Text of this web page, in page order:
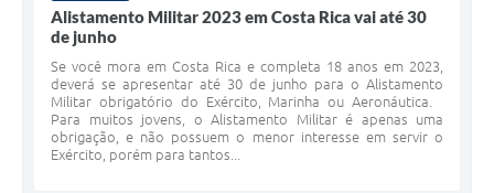
Alistamento Militar 2023 em Costa Rica vai até 30
de junho
Se você mora em Costa Rica e completa 18 anos em 2023,
deverá se apresentar até 30 de junho para o Alistamento
Militar obrigatório do Exército, Marinha ou Aeronáutica.
Para muitos jovens, o Alistamento Militar é apenas uma
obrigação, e não possuem o menor interesse em servir o
Exército, porém para tantos...